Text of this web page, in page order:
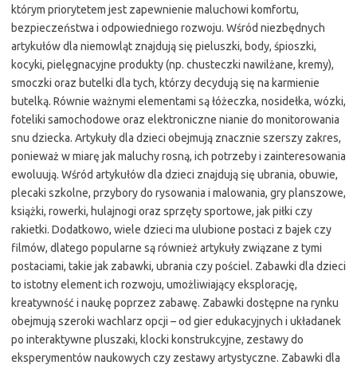
którym priorytetem jest zapewnienie maluchowi komfortu,
bezpieczeństwa i odpowiedniego rozwoju. Wśród niezbędnych
artykułów dla niemowląt znajdują się pieluszki, body, śpioszki,
kocyki, pielęgnacyjne produkty (np. chusteczki nawilżane, kremy),
smoczki oraz butelki dla tych, którzy decydują się na karmienie
butelką. Równie ważnymi elementami są łóżeczka, nosidełka, wózki,
foteliki samochodowe oraz elektroniczne nianie do monitorowania
snu dziecka. Artykuły dla dzieci obejmują znacznie szerszy zakres,
ponieważ w miarę jak maluchy rosną, ich potrzeby i zainteresowania
ewoluują. Wśród artykułów dla dzieci znajdują się ubrania, obuwie,
plecaki szkolne, przybory do rysowania i malowania, gry planszowe,
książki, rowerki, hulajnogi oraz sprzęty sportowe, jak piłki czy
rakietki. Dodatkowo, wiele dzieci ma ulubione postaci z bajek czy
filmów, dlatego popularne są również artykuły związane z tymi
postaciami, takie jak zabawki, ubrania czy pościel. Zabawki dla dzieci
to istotny element ich rozwoju, umożliwiający eksplorację,
kreatywność i naukę poprzez zabawę. Zabawki dostępne na rynku
obejmują szeroki wachlarz opcji – od gier edukacyjnych i układanek
po interaktywne pluszaki, klocki konstrukcyjne, zestawy do
eksperymentów naukowych czy zestawy artystyczne. Zabawki dla